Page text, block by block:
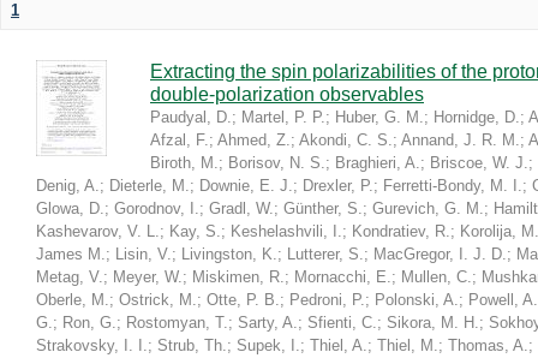
1
Extracting the spin polarizabilities of the
double-polarization observables
Paudyal, D.; Martel, P. P.; Huber, G. M.; Hornidge, D.;
Afzal, F.; Ahmed, Z.; Akondi, C. S.; Annand, J. R. M.;
Biroth, M.; Borisov, N. S.; Braghieri, A.; Briscoe, W. J.;
Denig, A.; Dieterle, M.; Downie, E. J.; Drexler, P.; Ferretti-Bondy, M. I.;
Glowa, D.; Gorodnov, I.; Gradl, W.; Günther, S.; Gurevich, G. M.;
Kashevarov, V. L.; Kay, S.; Keshelashvili, I.; Kondratiev, R.; Korolija, M.
James M.; Lisin, V.; Livingston, K.; Lutterer, S.; MacGregor, I. J. D.;
Metag, V.; Meyer, W.; Miskimen, R.; Mornacchi, E.; Mullen, C.;
Oberle, M.; Ostrick, M.; Otte, P. B.; Pedroni, P.; Polonski, A.; Powell, A.
G.; Ron, G.; Rostomyan, T.; Sarty, A.; Sfienti, C.; Sikora, M. H.;
Strakovsky, I. I.; Strub, Th.; Supek, I.; Thiel, A.; Thiel, M.; Thomas, A.;